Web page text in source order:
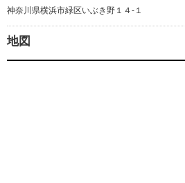
神奈川県横浜市緑区いぶき野１４-１
地図